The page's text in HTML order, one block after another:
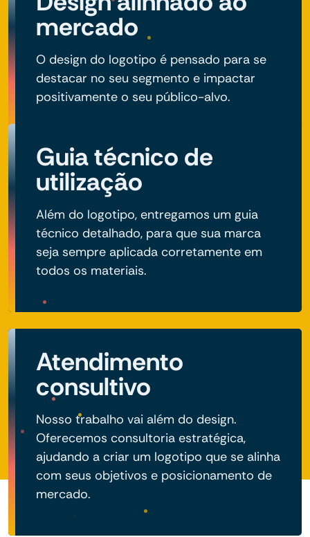
mercado
O design do logotipo é pensado para se
destacar no seu segmento e impactar
positivamente o seu público-alvo.
Guia técnico de
utilização
Além do logotipo, entregamos um guia
técnico detalhado, para que sua marca
seja sempre aplicada corretamente em
todos os materiais.
Atendimento
consultivo
Nosso trabalho vai além do design.
Oferecemos consultoria estratégica,
ajudando a criar um logotipo que se alinha
com seus objetivos e posicionamento de
mercado.